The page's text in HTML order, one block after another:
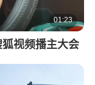
01:23
视频播主大会